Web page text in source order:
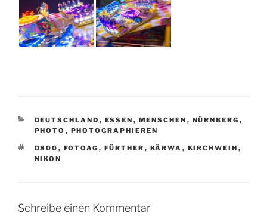
KATEGORIEN
DEUTSCHLAND , ESSEN , MENSCHEN , NÜRNBERG ,
PHOTO , PHOTOGRAPHIEREN
SCHLAGWÖRTER
D800 , FOTOAG , FÜRTHER , KÄRWA , KIRCHWEIH ,
NIKON
Schreibe einen Kommentar